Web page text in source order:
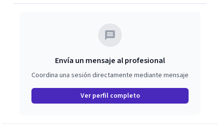
Envía un mensaje al profesional
Coordina una sesión directamente mediante mensaje
Ver perfil completo